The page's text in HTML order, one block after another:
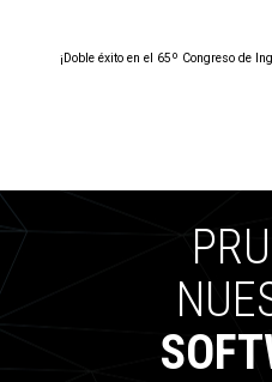
¡Doble éxito en el 65º Congreso de